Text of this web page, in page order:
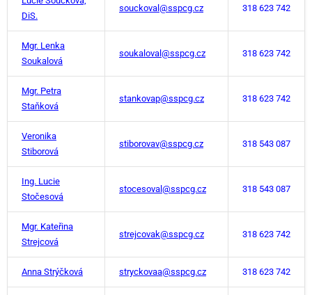
DiS.
souckoval@sspcg.cz 318 623 742
Mgr. Lenka
Soukalová
soukaloval@sspcg.cz 318 623 742
Mgr. Petra
Staňková
stankovap@sspcg.cz 318 623 742
Veronika
Stiborová
stiborovav@sspcg.cz 318 543 087
Ing. Lucie
Stočesová
stocesoval@sspcg.cz 318 543 087
Mgr. Kateřina
Strejcová
strejcovak@sspcg.cz 318 623 742
Anna Strýčková stryckovaa@sspcg.cz 318 623 742